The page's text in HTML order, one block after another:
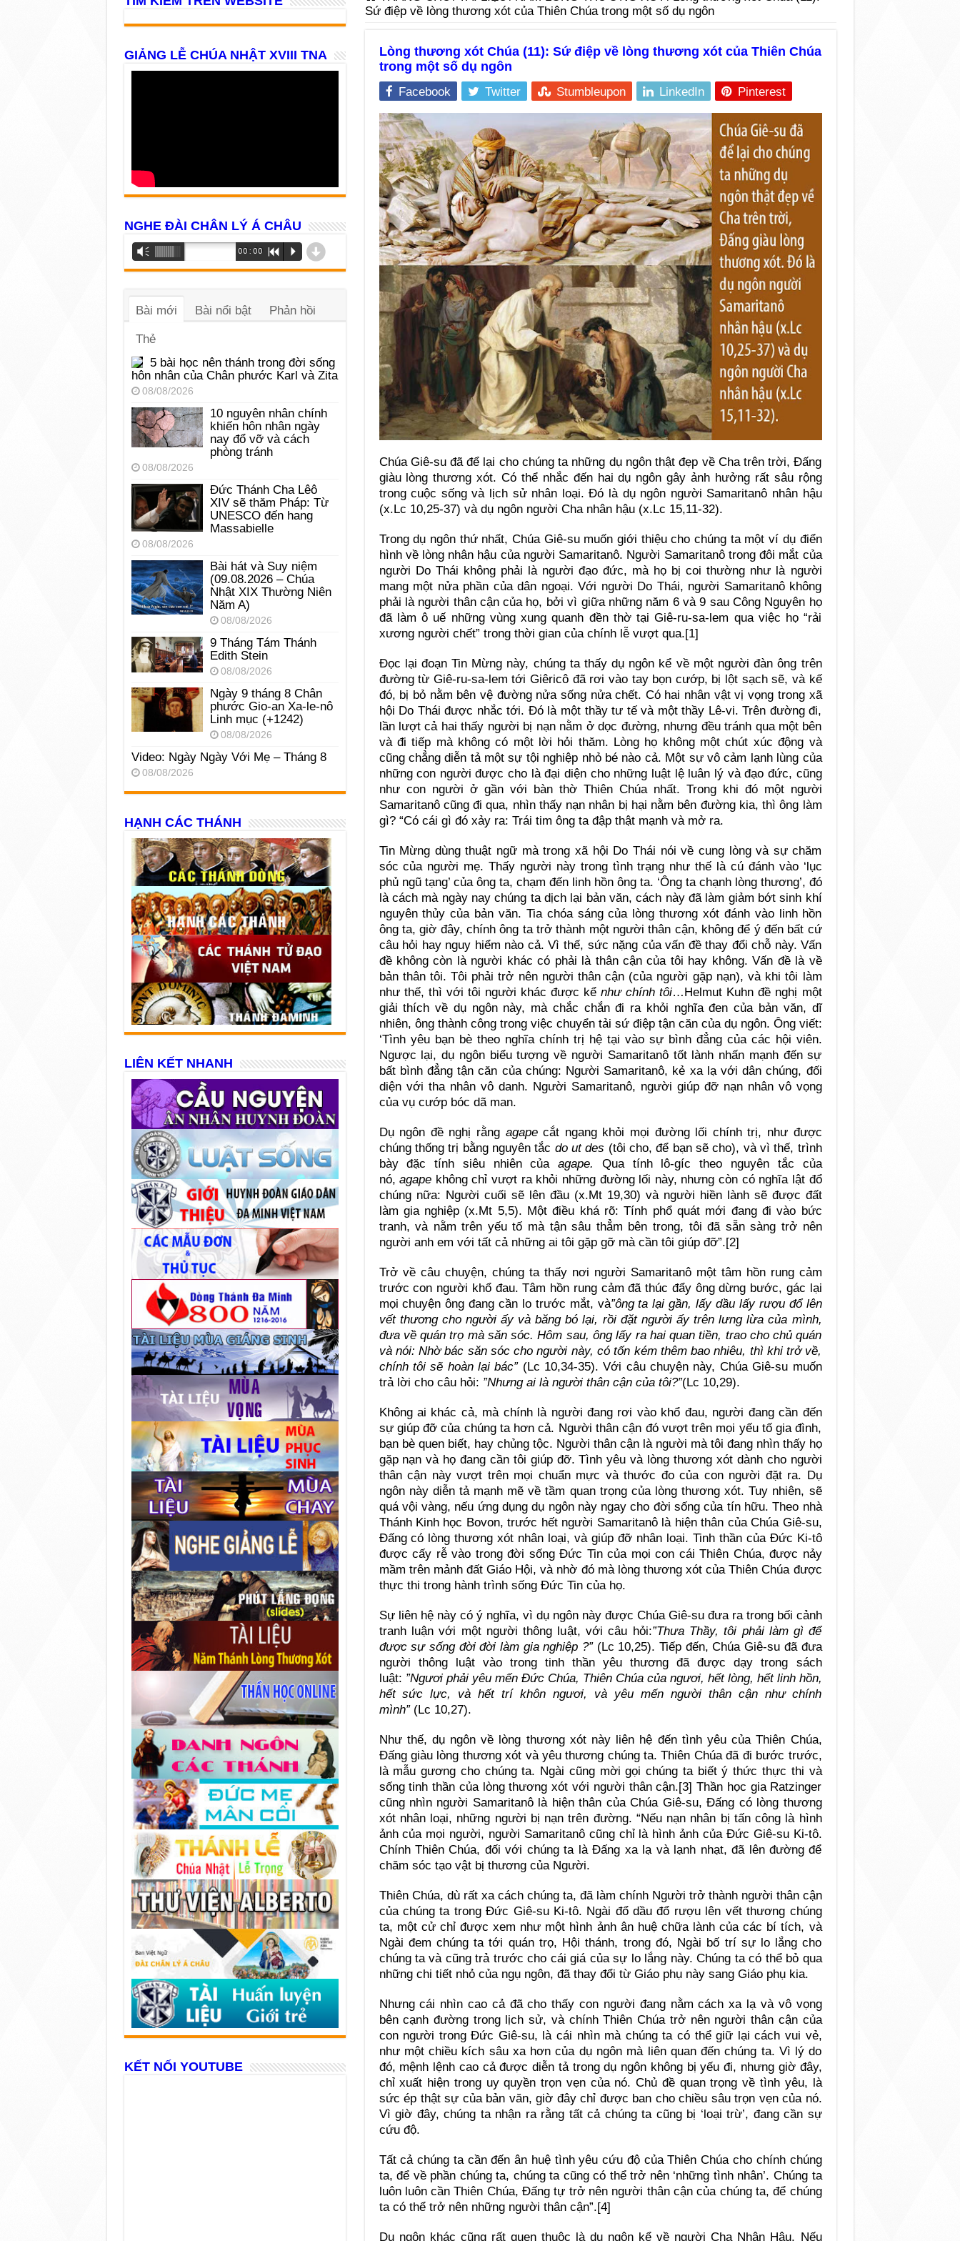
Sứ điệp về lòng thương xót của Thiên Chúa trong một số dụ ngôn
Lòng thương xót Chúa (11): Sứ điệp về lòng thương xót của Thiên Chúa
trong một số dụ ngôn
Facebook Twitter Stumbleupon LinkedIn Pinterest
Chúa Giê-su đã để lại cho chúng ta những dụ ngôn thật đẹp về Cha trên trời, Đấng
giàu lòng thương xót. Có thể nhắc đến hai dụ ngôn gây ảnh hưởng rất sâu rộng
trong cuộc sống và lịch sử nhân loại. Đó là dụ ngôn người Samaritanô nhân hậu
(x.Lc 10,25-37) và dụ ngôn người Cha nhân hậu (x.Lc 15,11-32).
Trong dụ ngôn thứ nhất, Chúa Giê-su muốn giới thiệu cho chúng ta một ví dụ điển
hình về lòng nhân hậu của người Samaritanô. Người Samaritanô trong đôi mắt của
người Do Thái không phải là người đạo đức, mà họ bị coi thường như là người
mang một nửa phần của dân ngoại. Với người Do Thái, người Samaritanô không
phải là người thân cận của họ, bởi vì giữa những năm 6 và 9 sau Công Nguyên họ
đã làm ô uế những vùng xung quanh đền thờ tại Giê-ru-sa-lem qua việc họ “rải
xương người chết” trong thời gian của chính lễ vượt qua.[1]
Đọc lại đoạn Tin Mừng này, chúng ta thấy dụ ngôn kể về một người đàn ông trên
đường từ Giê-ru-sa-lem tới Giêricô đã rơi vào tay bọn cướp, bị lột sạch sẽ, và kế
đó, bị bỏ nằm bên vệ đường nửa sống nửa chết. Có hai nhân vật vị vọng trong xã
hội Do Thái được nhắc tới. Đó là một thầy tư tế và một thầy Lê-vi. Trên đường đi,
lần lượt cả hai thấy người bị nạn nằm ở dọc đường, nhưng đều tránh qua một bên
và đi tiếp mà không có một lời hỏi thăm. Lòng họ không một chút xúc động và
cũng chẳng diễn tả một sự tội nghiệp nhỏ bé nào cả. Một sự vô cảm lạnh lùng của
những con người được cho là đại diện cho những luật lệ luân lý và đạo đức, cũng
như con người ở gần với bàn thờ Thiên Chúa nhất. Trong khi đó một người
Samaritanô cũng đi qua, nhìn thấy nạn nhân bị hại nằm bên đường kia, thì ông làm
gì? “Có cái gì đó xảy ra: Trái tim ông ta đập thật mạnh và mở ra.
Tin Mừng dùng thuật ngữ mà trong xã hội Do Thái nói về cung lòng và sự chăm
sóc của người mẹ. Thấy người này trong tình trạng như thế là cú đánh vào ‘lục
phủ ngũ tạng’ của ông ta, chạm đến linh hồn ông ta. ‘Ông ta chạnh lòng thương’, đó
là cách mà ngày nay chúng ta dịch lại bản văn, cách này đã làm giảm bớt sinh khí
nguyên thủy của bản văn. Tia chóa sáng của lòng thương xót đánh vào linh hồn
ông ta, giờ đây, chính ông ta trở thành một người thân cận, không để ý đến bất cứ
câu hỏi hay nguy hiểm nào cả. Vì thế, sức nặng của vấn đề thay đổi chỗ này. Vấn
đề không còn là người khác có phải là thân cận của tôi hay không. Vấn đề là về
bản thân tôi. Tôi phải trở nên người thân cận (của người gặp nạn), và khi tôi làm
như thế, thì với tôi người khác được kểnhư chính tôi…Helmut Kuhn đề nghị một
giải thích về dụ ngôn này, mà chắc chắn đi ra khỏi nghĩa đen của bản văn, dĩ
nhiên, ông thành công trong việc chuyển tải sứ điệp tận căn của dụ ngôn. Ông viết:
‘Tình yêu bạn bè theo nghĩa chính trị hệ tại vào sự bình đẳng của các hội viên.
Ngược lại, dụ ngôn biểu tượng về người Samaritanô tốt lành nhấn mạnh đến sự
bất bình đẳng tận căn của chúng: Người Samaritanô, kẻ xa lạ với dân chúng, đối
diện với tha nhân vô danh. Người Samaritanô, người giúp đỡ nạn nhân vô vọng
của vụ cướp bóc dã man.
Dụ ngôn đề nghị rằng agapecắt ngang khỏi mọi đường lối chính trị, như được
chúng thống trị bằng nguyên tắc do ut des (tôi cho, để bạn sẽ cho), và vì thế, trình
bày đặc tính siêu nhiên củaagape.
Qua tính lô-gíc theo nguyên tắc của
nó,agape không chỉ vượt ra khỏi những đường lối này, nhưng còn có nghĩa lật đổ
chúng nữa: Người cuối sẽ lên đầu (x.Mt 19,30) và người hiền lành sẽ được đất
làm gia nghiệp (x.Mt 5,5). Một điều khá rõ: Tính phổ quát mới đang đi vào bức
tranh, và nằm trên yếu tố mà tận sâu thẳm bên trong, tôi đã sẵn sàng trở nên
người anh em với tất cả những ai tôi gặp gỡ mà cần tôi giúp đỡ”.[2]
Trở về câu chuyện, chúng ta thấy nơi người Samaritanô một tâm hồn rung cảm
trước con người khổ đau. Tâm hồn rung cảm đã thúc đẩy ông dừng bước, gác lại
mọi chuyện ông đang cần lo trước mắt, và”ông ta lại gần, lấy dầu lấy rượu đổ lên
vết thương cho người ấy và băng bó lại, rồi đặt người ấy trên lưng lừa của mình,
đưa về quán trọ mà săn sóc. Hôm sau, ông lấy ra hai quan tiền, trao cho chủ quán
và nói: Nhờ bác săn sóc cho người này, có tốn kém thêm bao nhiêu, thì khi trở về,
chính tôi sẽ hoàn lại bác”(Lc 10,34-35). Với câu chuyện này, Chúa Giê-su muốn
trả lời cho câu hỏi: ”Nhưng ai là người thân cận của tôi?”(Lc 10,29).
Không ai khác cả, mà chính là người đang rơi vào khổ đau, người đang cần đến
sự giúp đỡ của chúng ta hơn cả. Người thân cận đó vượt trên mọi yếu tố gia đình,
bạn bè quen biết, hay chủng tộc. Người thân cận là người mà tôi đang nhìn thấy họ
gặp nạn và họ đang cần tôi giúp đỡ. Tình yêu và lòng thương xót dành cho người
thân cận này vượt trên mọi chuẩn mực và thước đo của con người đặt ra. Dụ
ngôn này diễn tả mạnh mẽ về tầm quan trọng của lòng thương xót. Tuy nhiên, sẽ
quá vội vàng, nếu ứng dụng dụ ngôn này ngay cho đời sống của tín hữu. Theo nhà
Thánh Kinh học Bovon, trước hết người Samaritanô là hiện thân của Chúa Giê-su,
Đấng có lòng thương xót nhân loại, và giúp đỡ nhân loại. Tinh thần của Đức Ki-tô
được cấy rễ vào trong đời sống Đức Tin của mọi con cái Thiên Chúa, được nảy
mầm trên mảnh đất Giáo Hội, và nhờ đó mà lòng thương xót của Thiên Chúa được
thực thi trong hành trình sống Đức Tin của họ.
Sự liên hệ này có ý nghĩa, vì dụ ngôn này được Chúa Giê-su đưa ra trong bối cảnh
tranh luận với một người thông luật, với câu hỏi:”Thưa Thầy, tôi phải làm gì để
được sự sống đời đời làm gia nghiệp ?”(Lc 10,25). Tiếp đến, Chúa Giê-su đã đưa
người thông luật vào trong tinh thần yêu thương đã được dạy trong sách
luật: ”Ngươi phải yêu mến Đức Chúa, Thiên Chúa của ngươi, hết lòng, hết linh hồn,
hết sức lực, và hết trí khôn ngươi, và yêu mến người thân cận như chính
mình”(Lc 10,27).
Như thế, dụ ngôn về lòng thương xót này liên hệ đến tình yêu của Thiên Chúa,
Đấng giàu lòng thương xót và yêu thương chúng ta. Thiên Chúa đã đi bước trước,
là mẫu gương cho chúng ta. Ngài cũng mời gọi chúng ta biết ý thức thực thi và
sống tinh thần của lòng thương xót với người thân cận.[3] Thần học gia Ratzinger
cũng nhìn người Samaritanô là hiện thân của Chúa Giê-su, Đấng có lòng thương
xót nhân loại, những người bị nạn trên đường. “Nếu nạn nhân bị tấn công là hình
ảnh của mọi người, người Samaritanô cũng chỉ là hình ảnh của Đức Giê-su Ki-tô.
Chính Thiên Chúa, đối với chúng ta là Đấng xa lạ và lạnh nhạt, đã lên đường để
chăm sóc tạo vật bị thương của Người.
Thiên Chúa, dù rất xa cách chúng ta, đã làm chính Người trở thành người thân cận
của chúng ta trong Đức Giê-su Ki-tô. Ngài đổ dầu đổ rượu lên vết thương chúng
ta, một cử chỉ được xem như một hình ảnh ân huệ chữa lành của các bí tích, và
Ngài đem chúng ta tới quán trọ, Hội thánh, trong đó, Ngài bố trí sự lo lắng cho
chúng ta và cũng trả trước cho cái giá của sự lo lắng này. Chúng ta có thể bỏ qua
những chi tiết nhỏ của ngụ ngôn, đã thay đổi từ Giáo phụ này sang Giáo phụ kia.
Nhưng cái nhìn cao cả đã cho thấy con người đang nằm cách xa lạ và vô vọng
bên cạnh đường trong lịch sử, và chính Thiên Chúa trở nên người thân cận của
con người trong Đức Giê-su, là cái nhìn mà chúng ta có thể giữ lại cách vui vẻ,
như một chiều kích sâu xa hơn của dụ ngôn mà liên quan đến chúng ta. Vì lý do
đó, mệnh lệnh cao cả được diễn tả trong dụ ngôn không bị yếu đi, nhưng giờ đây,
chỉ xuất hiện trong uy quyền trọn vẹn của nó. Chủ đề quan trọng về tình yêu, là
sức ép thật sự của bản văn, giờ đây chỉ được ban cho chiều sâu trọn vẹn của nó.
Vì giờ đây, chúng ta nhận ra rằng tất cả chúng ta cũng bị ‘loại trừ’, đang cần sự
cứu độ.
Tất cả chúng ta cần đến ân huệ tình yêu cứu độ của Thiên Chúa cho chính chúng
ta, để về phần chúng ta, chúng ta cũng có thể trở nên ‘những tình nhân’. Chúng ta
luôn luôn cần Thiên Chúa, Đấng tự trở nên người thân cận của chúng ta, để chúng
ta có thể trở nên những người thân cận”.[4]
Dụ ngôn khác cũng rất quen thuộc là dụ ngôn kể về người Cha Nhân Hậu. Nếu
GIẢNG LỄ CHÚA NHẬT XVIII TNA
NGHE ĐÀI CHÂN LÝ Á CHÂU
Trình
phát
âm
Vm 00:00 R P d
Bài mới Bài nổi bật Phản hồi
Thẻ
5 bài học nên thánh trong đời sống
hôn nhân của Chân phước Karl và Zita
08/08/2026
10 nguyên nhân chính
khiến hôn nhân ngày
nay đổ vỡ và cách
phòng tránh
08/08/2026
Đức Thánh Cha Lêô
XIV sẽ thăm Pháp: Từ
UNESCO đến hang
Massabielle
08/08/2026
Bài hát và Suy niệm
(09.08.2026 – Chúa
Nhật XIX Thường Niên
Năm A)
08/08/2026
9 Tháng Tám Thánh
Edith Stein
08/08/2026
Ngày 9 tháng 8 Chân
phước Gio-an Xa-le-nô
Linh mục (+1242)
08/08/2026
Video: Ngày Ngày Với Mẹ – Tháng 8
08/08/2026
HẠNH CÁC THÁNH
LIÊN KẾT NHANH
KẾT NỐI YOUTUBE